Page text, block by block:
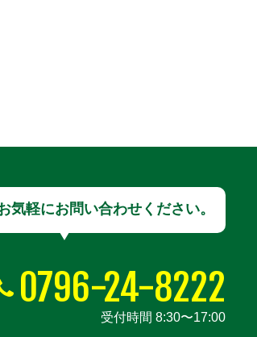
気軽にお問い合わせください。
0796-24-8222
受付時間 8:30〜17:00